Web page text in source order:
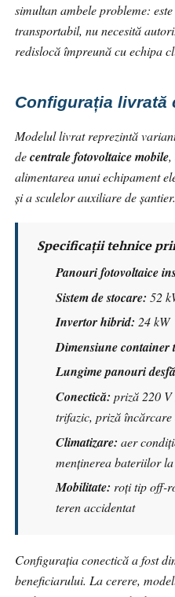
simultan ambele probleme:
transportabil, nu necesită
redislocă împreună cu echipa
Configurația livrată
Modelul livrat reprezintă
decentrale fotovoltaice mobile,
alimentarea unui echipament
și a sculelor auxiliare de șantier.
Specificații tehnice
Panouri fotovoltaice
Sistem de stocare: 52
Invertor hibrid: 24 kW
Dimensiune container
Lungime panouri
Conectică: priză 220
trifazic, priză încărcare
Climatizare: aer
menținerea bateriilor
Mobilitate: roți tip off-
teren accidentat
Configurația conectică a fost
beneficiarului. La cerere,